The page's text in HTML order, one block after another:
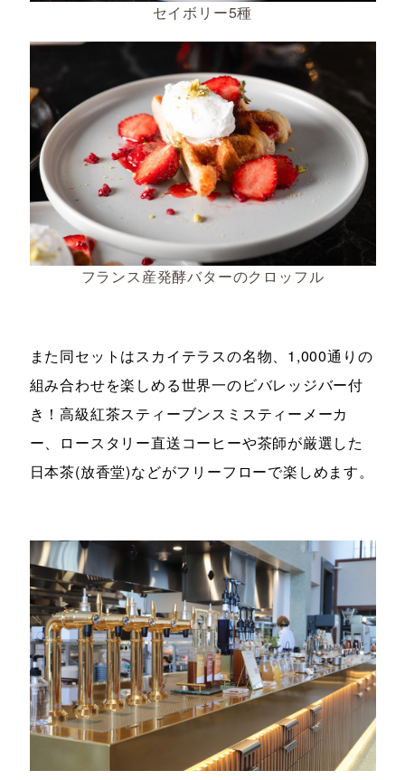
セイボリー5種
フランス産発酵バターのクロッフル
また同セットはスカイテラスの名物、1,000通りの
組み合わせを楽しめる世界一のビバレッジバー付
き！高級紅茶スティーブンスミスティーメーカ
ー、ロースタリー直送コーヒーや茶師が厳選した
日本茶(放香堂)などがフリーフローで楽しめます。